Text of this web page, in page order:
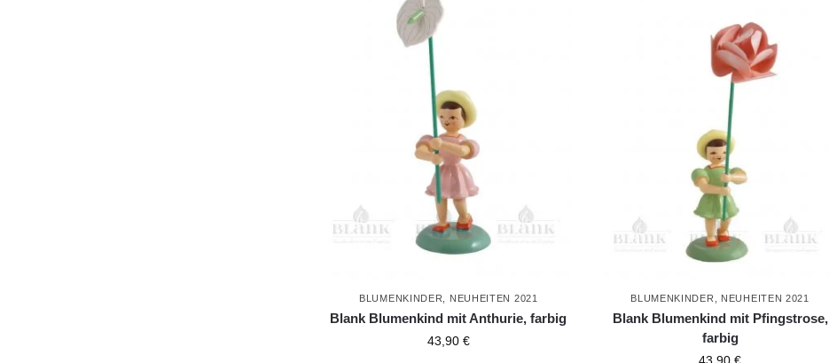
BLUMENKINDER NEUHEITEN 2021
Blank Blumenkind mit Anthurie, farbig
43,90 €
BLUMENKINDER NEUHEITEN 2021
Blank Blumenkind mit Pfingstrose,
farbig